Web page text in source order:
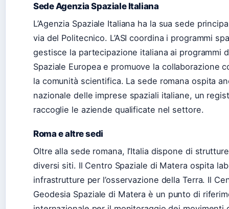
Sede Agenzia Spaziale Italiana
L’Agenzia Spaziale Italiana ha la sua sede
via del Politecnico. L’ASI coordina i programmi
gestisce la partecipazione italiana ai programmi
Spaziale Europea e promuove la collaborazione
la comunità scientifica. La sede romana ospita
nazionale delle imprese spaziali italiane, un
raccoglie le aziende qualificate nel settore.
Roma e altre sedi
Oltre alla sede romana, l’Italia dispone di
diversi siti. Il Centro Spaziale di Matera ospita
infrastrutture per l’osservazione della Terra. Il
Geodesia Spaziale di Matera è un punto di